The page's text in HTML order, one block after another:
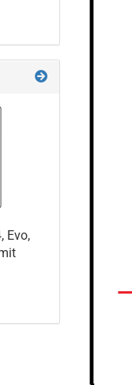
Evo,